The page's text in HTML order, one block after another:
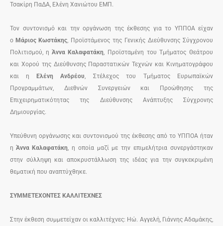
Τσακίρη ΠαΔΑ, Ελένη Χανιώτου ΕΜΠ.
Τον συντονισμό και την οργάνωση της έκθεσης για το ΥΠΠΟΑ είχαν
ο Μάριος Κωστάκης , Προϊστάμενος της Γενικής Διεύθυνσης Σύγχρονου
Πολιτισμού, η Άννα Καλαφατάκη , Προϊσταμένη του Τμήματος Θεάτρου
και Χορού της Διεύθυνσης Παραστατικών Τεχνών και Κινηματογράφου
και η Ελένη Ανδρέου , Στέλεχος του Τμήματος Ευρωπαϊκών
Προγραμμάτων, Διεθνών Συνεργειών και Προώθησης της
Επιχειρηματικότητας της Διεύθυνσης Ανάπτυξης Σύγχρονης
Δημιουργίας.
Υπεύθυνη οργάνωσης και συντονισμού της έκθεσης από το ΥΠΠΟΑ ήταν
η Άννα Καλαφατάκη , η οποία μαζί με την επιμελήτρια συνεργάστηκαν
στην σύλληψη και αποκρυστάλλωση της ιδέας για την συγκεκριμένη
θεματική που αναπτύχθηκε.
ΣΥΜΜΕΤΕΧΟΝΤΕΣ ΚΑΛΛΙΤΕΧΝΕΣ
Στην έκθεση συμμετείχαν οι καλλιτέχνες: Ηώ. Αγγελή, Γιάννης Αδαμάκης,